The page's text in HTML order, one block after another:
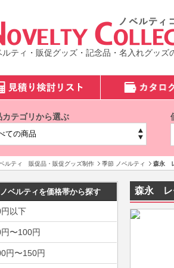
ルティ・販促グッズ・記念品・名入れグッズ
カテゴリから選ぶ
ルティ 販促品・販促グッズ制作 季節 ノベルティ 森永
ノベルティを価格帯から探す
以下
〜100円
円〜150円
森永 レ